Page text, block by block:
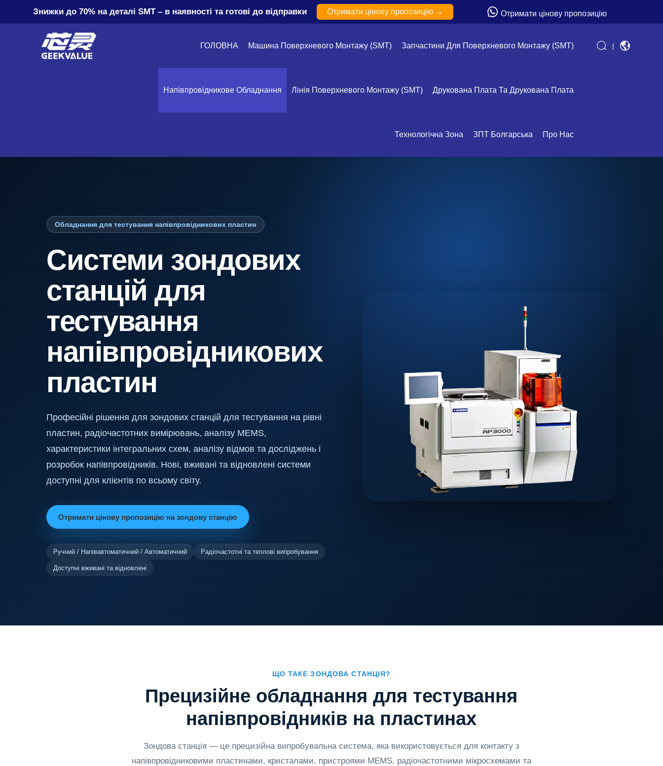
Знижки до 70% на деталі SMT – в наявності та готові до відправки Отримати цінову пропозицію → Отримати цінову пропозицію
ГОЛОВНА Машина Поверхневого Монтажу (SMT) Запчастини Для Поверхневого Монтажу (SMT)
Напівпровідникове Обладнання Лінія Поверхневого Монтажу (SMT) Друкована Плата Та Друкована Плата
Технологічна Зона ЗПТ Болгарська Про Нас
|
Обладнання для тестування напівпровідникових пластин
Системи зондових
станцій для
тестування
напівпровідникових
пластин
Професійні рішення для зондових станцій для тестування на рівні
пластин, радіочастотних вимірювань, аналізу MEMS,
характеристики інтегральних схем, аналізу відмов та досліджень і
розробок напівпровідників. Нові, вживані та відновлені системи
доступні для клієнтів по всьому світу.
Отримати цінову пропозицію на зондову станцію
Ручний / Напівавтоматичний / Автоматичний Радіочастотні та теплові випробування
Доступні вживані та відновлені
ЩО ТАКЕ ЗОНДОВА СТАНЦІЯ?
Прецизійне обладнання для тестування
напівпровідників на пластинах
Зондова станція — це прецизійна випробувальна система, яка використовується для контакту з
напівпровідниковими пластинами, кристалами, пристроями MEMS, радіочастотними мікросхемами та